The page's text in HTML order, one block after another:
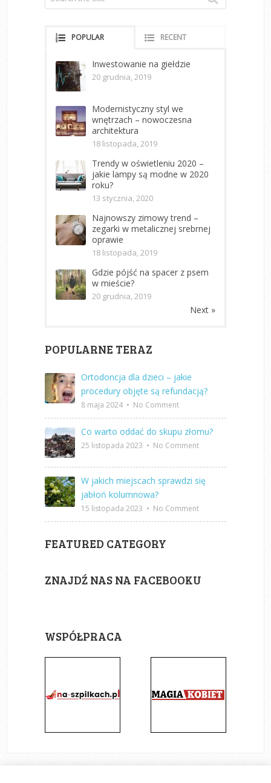
POPULAR RECENT
Inwestowanie na giełdzie
20 grudnia, 2019
Modernistyczny styl we
wnętrzach – nowoczesna
architektura
18 listopada, 2019
Trendy w oświetleniu 2020 –
jakie lampy są modne w 2020
roku?
13 stycznia, 2020
Najnowszy zimowy trend –
zegarki w metalicznej srebrnej
oprawie
18 listopada, 2019
Gdzie pójść na spacer z psem
w mieście?
20 grudnia, 2019
Next »
POPULARNE TERAZ
Ortodoncja dla dzieci – jakie
procedury objęte są refundacją?
8 maja 2024 • No Comment
Co warto oddać do skupu złomu?
25 listopada 2023 • No Comment
W jakich miejscach sprawdzi się
jabłoń kolumnowa?
15 listopada 2023 • No Comment
FEATURED CATEGORY
ZNAJDŹ NAS NA FACEBOOKU
WSPÓŁPRACA